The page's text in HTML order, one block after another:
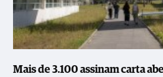
Mais de 3.100 assinam carta